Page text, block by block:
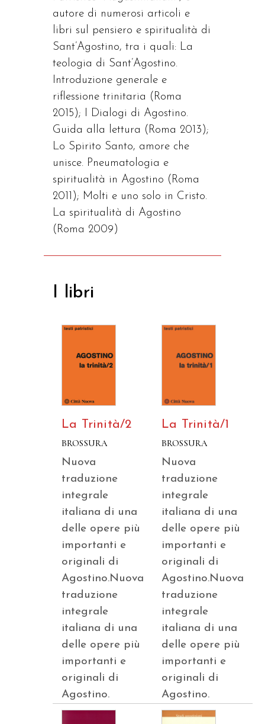
autore di numerosi articoli e
libri sul pensiero e spiritualità di
Sant’Agostino, tra i quali: La
teologia di Sant’Agostino.
Introduzione generale e
riflessione trinitaria (Roma
2015); I Dialogi di Agostino.
Guida alla lettura (Roma 2013);
Lo Spirito Santo, amore che
unisce. Pneumatologia e
spiritualità in Agostino (Roma
2011); Molti e uno solo in Cristo.
La spiritualità di Agostino
(Roma 2009)
I libri
La Trinità/2
BROSSURA
Nuova
traduzione
integrale
italiana di una
delle opere più
importanti e
originali di
Agostino.Nuova
traduzione
integrale
italiana di una
delle opere più
importanti e
originali di
Agostino.
La Trinità/1
BROSSURA
Nuova
traduzione
integrale
italiana di una
delle opere più
importanti e
originali di
Agostino.Nuova
traduzione
integrale
italiana di una
delle opere più
importanti e
originali di
Agostino.